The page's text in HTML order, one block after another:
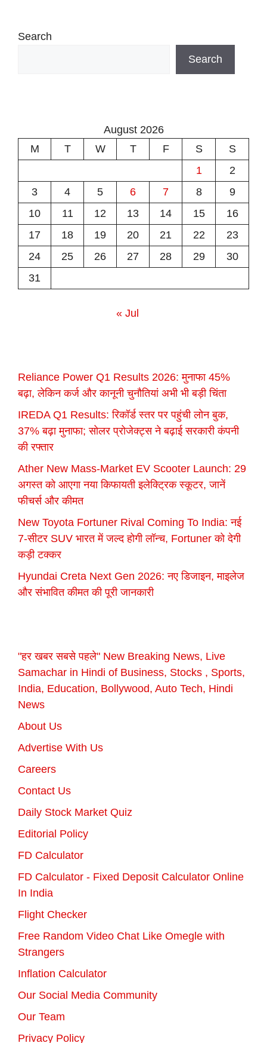
Search
Search
August 2026
M
T W T F S
S
1
2
3
4 5 6 7 8
9
10
11 12 13 14 15
16
17
18 19 20 21 22
23
24
25 26 27 28 29
30
31
« Jul
Reliance Power Q1 Results 2026: मुनाफा 45%
बढ़ा, लेकिन कर्ज और कानूनी चुनौतियां अभी भी बड़ी चिंता
IREDA Q1 Results: रिकॉर्ड स्तर पर पहुंची लोन बुक,
37% बढ़ा मुनाफा; सोलर प्रोजेक्ट्स ने बढ़ाई सरकारी कंपनी
की रफ्तार
Ather New Mass-Market EV Scooter Launch: 29
अगस्त को आएगा नया किफायती इलेक्ट्रिक स्कूटर, जानें
फीचर्स और कीमत
New Toyota Fortuner Rival Coming To India: नई
7-सीटर SUV भारत में जल्द होगी लॉन्च, Fortuner को देगी
कड़ी टक्कर
Hyundai Creta Next Gen 2026: नए डिजाइन, माइलेज
और संभावित कीमत की पूरी जानकारी
"हर खबर सबसे पहले" New Breaking News, Live
Samachar in Hindi of Business, Stocks , Sports,
India, Education, Bollywood, Auto Tech, Hindi
News
About Us
Advertise With Us
Careers
Contact Us
Daily Stock Market Quiz
Editorial Policy
FD Calculator
FD Calculator - Fixed Deposit Calculator Online
In India
Flight Checker
Free Random Video Chat Like Omegle with
Strangers
Inflation Calculator
Our Social Media Community
Our Team
Privacy Policy